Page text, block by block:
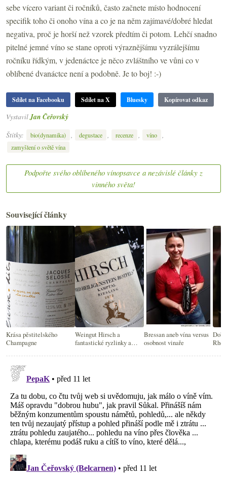
sebe vícero variant či ročníků, často začnete místo hodnocení
specifik toho či onoho vína a co je na něm zajímavé/dobré hledat
negativa, proč je horší než vzorek předtím či potom. Lehčí snadno
pitelné jemné víno se stane oproti výraznějšímu vyzrálejšímu
ročníku řídkým, v jedenáctce je něco zvláštního ve vůni co v
oblíbené dvanáctce není a podobně. Je to boj! :-)
Sdílet na Facebooku Sdílet na X Bluesky Kopírovat odkaz
Vystavil Jan Čeřovský
Štítky:
bio(dynamika) , degustace , recenze , víno ,
zamyšlení o světě vína
Podpořte svého oblíbeného vínopsavce a nezávislé články z
vinného světa!
Související články
Krása pěstitelského
Champagne
Weingut Hirsch a
fantastické ryzlinky a
Bressan aneb vína versus
osobnost vinaře